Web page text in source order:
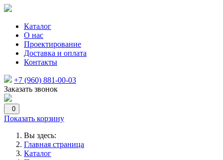
Каталог
О нас
Проектирование
Доставка и оплата
Контакты
+7 (960) 881-00-03
Заказать звонок
0
Показать корзину
Вы здесь:
Главная страница
Каталог